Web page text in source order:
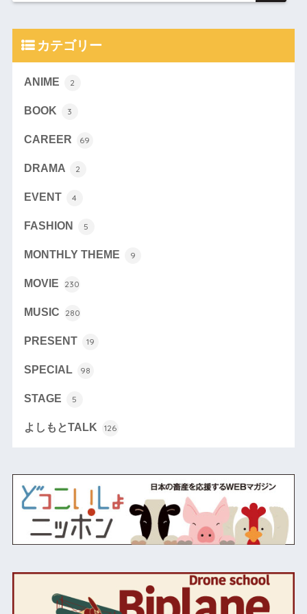
カテゴリー
ANIME 2
BOOK 3
CAREER 69
DRAMA 2
EVENT 4
FASHION 5
MONTHLY THEME 9
MOVIE 230
MUSIC 280
PRESENT 19
SPECIAL 98
STAGE 5
よしもとTALK 126